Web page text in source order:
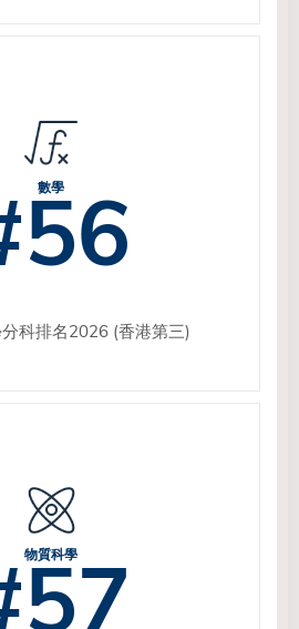
數學
科排名2026 (香港第三)
物質科學